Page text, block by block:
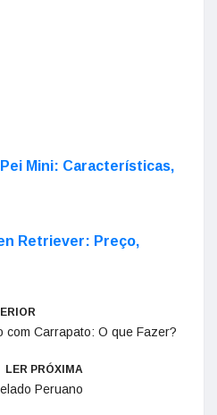
Mini: Características,
Retriever: Preço,
com Carrapato: O que Fazer?
LER PRÓXIMA
Peruano